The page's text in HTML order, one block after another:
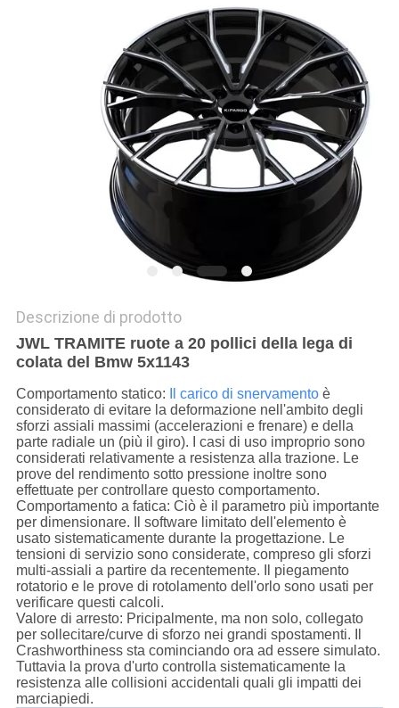
PRIVACY
Descrizione di prodotto
JWL TRAMITE ruote a 20 pollici della lega di
colata del Bmw 5x1143
Comportamento statico: Il carico di snervamentoè
considerato di evitare la deformazione nell'ambito degli
sforzi assiali massimi (accelerazioni e frenare) e della
parte radiale un (più il giro). I casi di uso improprio sono
considerati relativamente a resistenza alla trazione. Le
prove del rendimento sotto pressione inoltre sono
effettuate per controllare questo comportamento.
Comportamento a fatica: Ciò è il parametro più importante
per dimensionare. Il software limitato dell'elemento è
usato sistematicamente durante la progettazione. Le
tensioni di servizio sono considerate, compreso gli sforzi
multi-assiali a partire da recentemente. Il piegamento
rotatorio e le prove di rotolamento dell'orlo sono usati per
verificare questi calcoli.
Valore di arresto: Pricipalmente, ma non solo, collegato
per sollecitare/curve di sforzo nei grandi spostamenti. Il
Crashworthiness sta cominciando ora ad essere simulato.
Tuttavia la prova d'urto controlla sistematicamente la
resistenza alle collisioni accidentali quali gli impatti dei
marciapiedi.